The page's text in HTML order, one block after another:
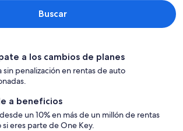
Buscar
a los cambios de planes
sin penalización en rentas de auto
a beneficios
un 10% en más de un millón de rentas
si eres parte de One Key.